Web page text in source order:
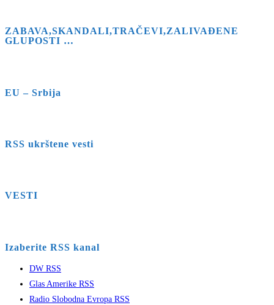
ZABAVA,SKANDALI,TRAČEVI,ZALIVAĐENE
GLUPOSTI …
EU – Srbija
RSS ukrštene vesti
VESTI
Izaberite RSS kanal
DW RSS
Glas Amerike RSS
Radio Slobodna Evropa RSS